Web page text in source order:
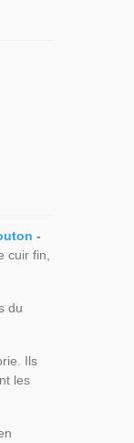
-
cuir fin,
du
Ils
les